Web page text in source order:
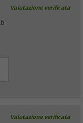
Valutazione verificata
Valutazione verificata